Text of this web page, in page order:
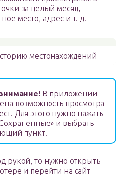
за целый месяц,
место, адрес и т. д.
местонахождений
В приложении
возможность просмотра
Для этого нужно нажать
и выбрать
пункт.
рукой, то нужно открыть
и перейти на сайт